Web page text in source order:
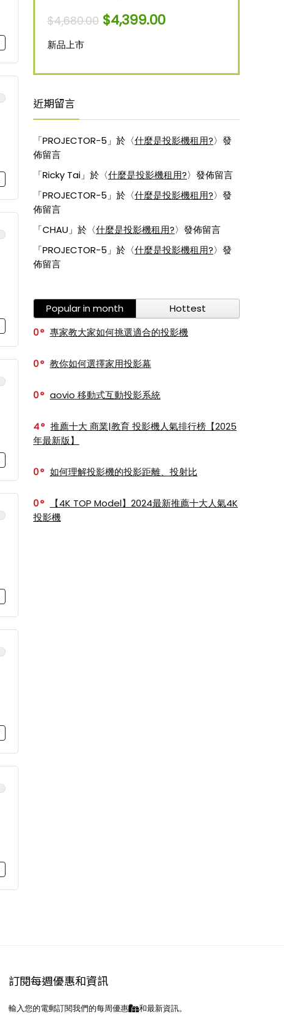
$4,680.00 $4,399.00
新品上市
近期留言
「PROJECTOR-5 」於〈什麼是投影機租用?〉發
佈留言
「Ricky Tai 」於〈什麼是投影機租用?〉發佈留言
「PROJECTOR-5 」於〈什麼是投影機租用?〉發
佈留言
「CHAU 」於〈什麼是投影機租用?〉發佈留言
「PROJECTOR-5 」於〈什麼是投影機租用?〉發
佈留言
Popular in month
Hottest
0
專家教大家如何挑選適合的投影機
0 教你如何選擇家用投影幕
0 aovio 移動式互動投影系統
4
推薦十大 商業|教育 投影機人氣排行榜【2025
年最新版】
0 如何理解投影機的投影距離、投射比
0
【4K TOP Model】2024最新推薦十大人氣4K
投影機
訂閱每週優惠和資訊
輸入您的電郵訂閱我們的每周優惠 和最新資訊。